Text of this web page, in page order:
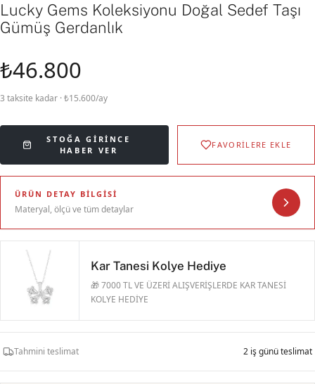
Lucky Gems Koleksiyonu Doğal Sedef Taşı
Gümüş Gerdanlık
₺46.800
3 taksite kadar · ₺15.600/ay
STOĞA GIRINCE
HABER VER
FAVORİLERE EKLE
ÜRÜN DETAY BILGISI
Materyal, ölçü ve tüm detaylar
Kar Tanesi Kolye Hediye
🎁 7000 TL VE ÜZERİ ALIŞVERİŞLERDE KAR TANESİ
KOLYE HEDİYE
Tahmini teslimat 2 iş günü teslimat